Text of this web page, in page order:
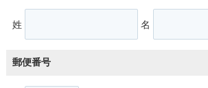
姓 名
郵便番号